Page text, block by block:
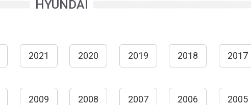
HYUNDAI
2021 2020 2019 2018 2017
2009 2008 2007 2006 2005